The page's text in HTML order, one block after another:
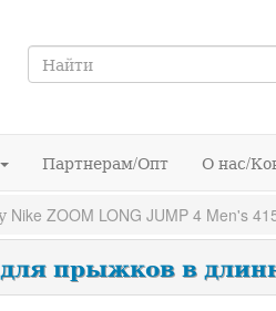
Партнерам/Опт О нас/
ZOOM LONG JUMP 4 Men's
прыжков в длинну